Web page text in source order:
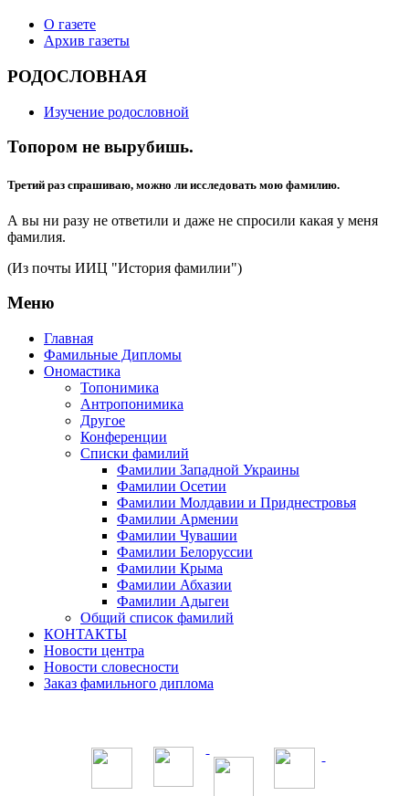
О газете
Архив газеты
РОДОСЛОВНАЯ
Изучение родословной
Топором не вырубишь.
Третий раз спрашиваю, можно ли исследовать мою фамилию.
А вы ни разу не ответили и даже не спросили какая у меня
фамилия.
(Из почты ИИЦ "История фамилии")
Меню
Главная
Фамильные Дипломы
Ономастика
Топонимика
Антропонимика
Другое
Конференции
Списки фамилий
Фамилии Западной Украины
Фамилии Осетии
Фамилии Молдавии и Приднестровья
Фамилии Армении
Фамилии Чувашии
Фамилии Белоруссии
Фамилии Крыма
Фамилии Абхазии
Фамилии Адыгеи
Общий список фамилий
КОНТАКТЫ
Новости центра
Новости словесности
Заказ фамильного диплома